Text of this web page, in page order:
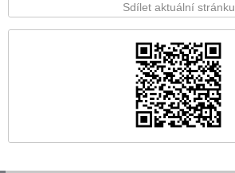
Sdílet aktuální stránku